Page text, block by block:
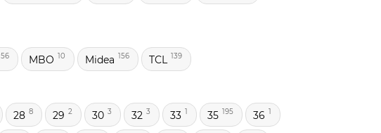
56 MBO 10 Midea 156 TCL 139
28 8 29 2 30 3 32 3 33 1 35 195 36 1